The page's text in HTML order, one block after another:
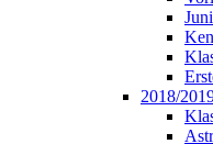
2018/